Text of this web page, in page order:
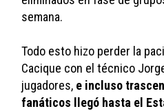
semana.
Todo esto hizo perder la
Cacique con el técnico
jugadores, e incluso
fanáticos llegó hasta el